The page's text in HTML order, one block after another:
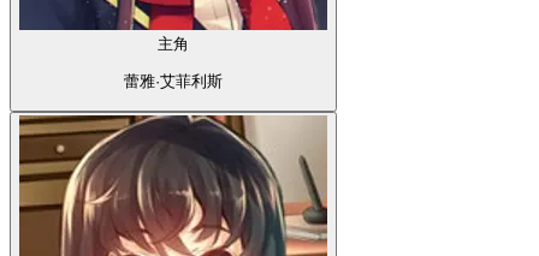
主角
蕾雅·艾菲利斯